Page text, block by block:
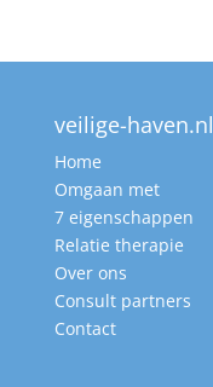
veilige-haven.nl
Home
Omgaan met
7 eigenschappen
Relatie therapie
Over ons
Consult partners
Contact